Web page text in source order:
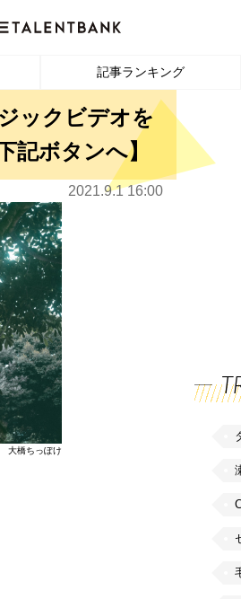
記事ランキング
ックビデオを
記ボタンへ】
2021.9.1 16:00
大橋ちっぽけ